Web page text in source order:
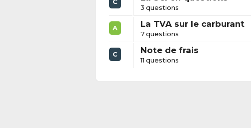
3 questions
A La TVA sur le carburant
7 questions
C Note de frais
11 questions